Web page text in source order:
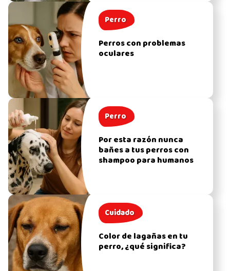
Perro
Perros con problemas
oculares
Perro
Por esta razón nunca
bañes a tus perros con
shampoo para humanos
Cuidado
Color de lagañas en tu
perro, ¿qué significa?